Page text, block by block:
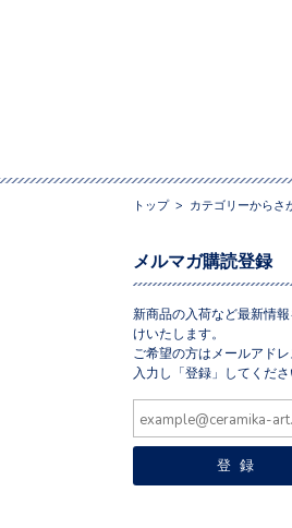
トップ> カテゴリーからさ
メルマガ購読登録
新商品の入荷など最新情報
けいたします。
ご希望の方はメールアド
入力し「登録」してくださ